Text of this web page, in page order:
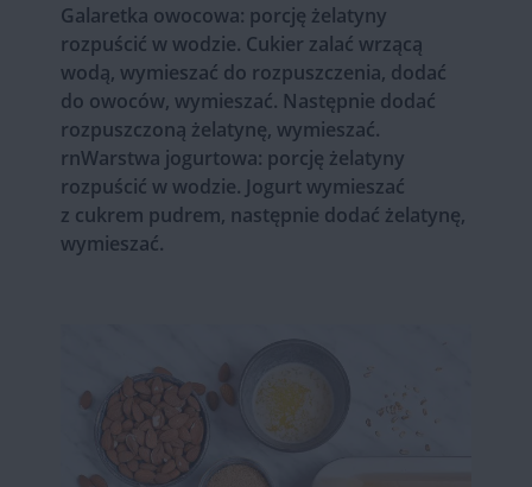
Galaretka owocowa: porcję żelatyny
rozpuścić w wodzie. Cukier zalać wrzącą
wodą, wymieszać do rozpuszczenia, dodać
do owoców, wymieszać. Następnie dodać
rozpuszczoną żelatynę, wymieszać.
rnWarstwa jogurtowa: porcję żelatyny
rozpuścić w wodzie. Jogurt wymieszać
z cukrem pudrem, następnie dodać żelatynę,
wymieszać.